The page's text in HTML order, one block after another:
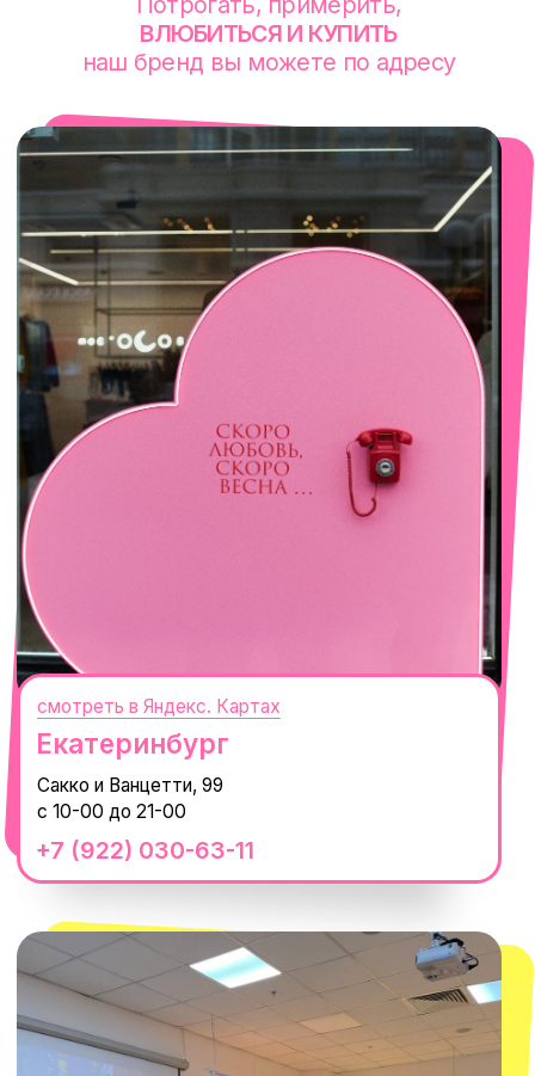
Село Эстосадок, ТРЦ Горки Молл,
Горная Карусель, 3
+7 (919) 374-04-04
с 10-00 до 22-00
смотреть в Яндекс. Картах
+7 (932) 602-41-15
ТРК «Европолис Ростокино»
ул. Проспект Мира, 211 к2
с 10-00 до 22-00
Москва
смотреть в Яндекс.Картах
ПОДПИСАТЬСЯ
СЕКРЕТНЫЕ ПРОМОКОДЫ, ПРИГЛАШЕНИЯ
НА МЕРОПРИЯТИЯ И АНОНСЫ НОВИНОК
РАНЬШЕ ВСЕХ